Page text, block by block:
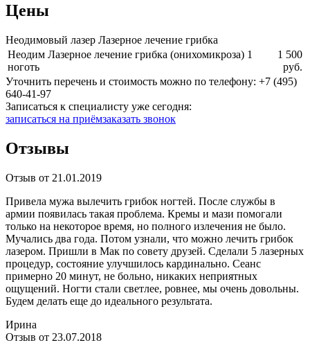
Цены
Неодимовый лазер Лазерное лечение грибка
Неодим Лазерное лечение грибка (онихомикроза) 1
ноготь
1 500
руб.
Уточнить перечень и стоимость можно по телефону: +7 (495)
640-41-97
Записаться к специалисту уже сегодня:
записаться на приёмзаказать звонок
Отзывы
Отзыв от 21.01.2019
Привела мужа вылечить грибок ногтей. После службы в
армии появилась такая проблема. Кремы и мази помогали
только на некоторое время, но полного излечения не было.
Мучались два года. Потом узнали, что можно лечить грибок
лазером. Пришли в Мак по совету друзей. Сделали 5 лазерных
процедур, состояние улучшилось кардинально. Сеанс
примерно 20 минут, не больно, никаких неприятных
ощущений. Ногти стали светлее, ровнее, мы очень довольны.
Будем делать еще до идеального результата.
Ирина
Отзыв от 23.07.2018